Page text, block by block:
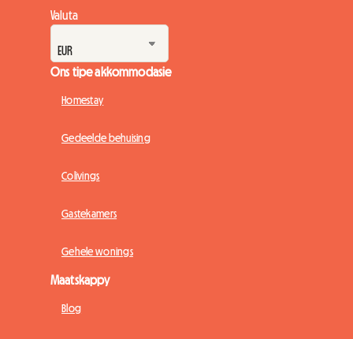
Valuta
Ons tipe akkommodasie
Homestay
Gedeelde behuising
Colivings
Gastekamers
Gehele wonings
Maatskappy
Blog